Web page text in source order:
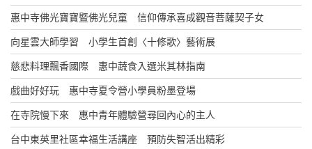
惠中寺佛光寶寶暨佛光兒童 信仰傳承喜成觀音菩薩契子女
向星雲大師學習 小學生首創〈十修歌〉藝術展
慈悲料理飄香國際 惠中蔬食入選米其林指南
戲曲好好玩 惠中寺夏令營小學員粉墨登場
在寺院慢下來 惠中青年體驗營尋回內心的主人
台中東英里社區幸福生活講座 預防失智活出精彩